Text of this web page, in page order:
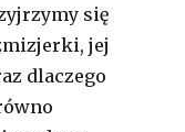
się
jej
dlaczego